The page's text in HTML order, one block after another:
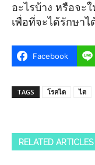
อะไรบ้าง หรือจ
เพื่อที่จะได้รักษา
Facebook
TAGS โรคไต ไต
RELATED ARTICLES